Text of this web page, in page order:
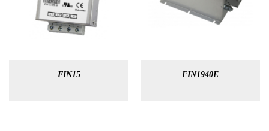
FIN15 FIN1940E